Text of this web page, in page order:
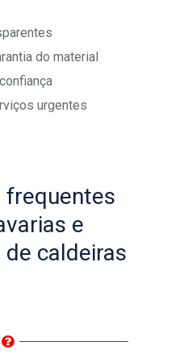
do material
urgentes
frequentes
e
caldeiras